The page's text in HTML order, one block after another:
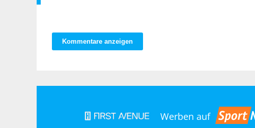
Kommentare anzeigen
Werben auf